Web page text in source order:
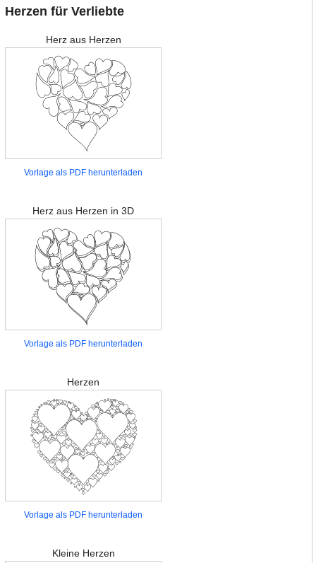
Herzen für Verliebte
Herz aus Herzen
Vorlage als PDF herunterladen
Herz aus Herzen in 3D
Vorlage als PDF herunterladen
Herzen
Vorlage als PDF herunterladen
Kleine Herzen